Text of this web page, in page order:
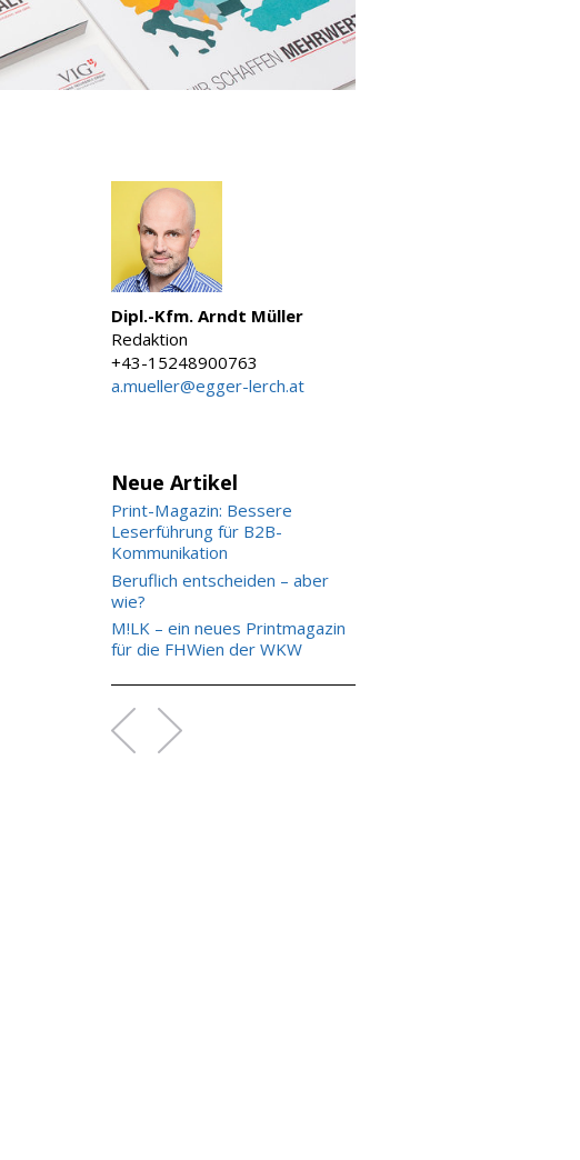
Dipl.-Kfm. Arndt Müller
Redaktion
+43-15248900763
a.mueller@egger-lerch.at
Neue Artikel
Print-Magazin: Bessere
Leserführung für B2B-
Kommunikation
Beruflich entscheiden – aber
wie?
M!LK – ein neues Printmagazin
für die FHWien der WKW